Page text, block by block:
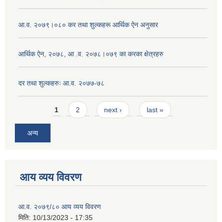
आ.व. २०७९।०८० कर तथा शुल्कहरू आर्थिक ऐन अनुसार
आर्थिक ऐन, २०७८, आ .व. २०७८।०७९ का करका क्षेत्रहरु
दर तथा शुल्कहरुः आ.व. २०७७-७८
Pages1 2 next › last »
अन्य
आय व्यय विवरण
आ.व. २०७९/८० आय व्यय विवरण
मिति: 10/13/2023 - 17:35